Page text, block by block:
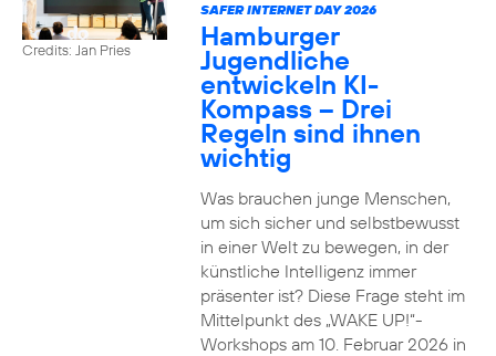
Credits: Jan Pries
SAFER INTERNET DAY 2026
Hamburger
Jugendliche
entwickeln KI-
Kompass – Drei
Regeln sind ihnen
wichtig
Was brauchen junge Menschen,
um sich sicher und selbstbewusst
in einer Welt zu bewegen, in der
künstliche Intelligenz immer
präsenter ist? Diese Frage steht im
Mittelpunkt des „WAKE UP!“-
Workshops am 10. Februar 2026 in